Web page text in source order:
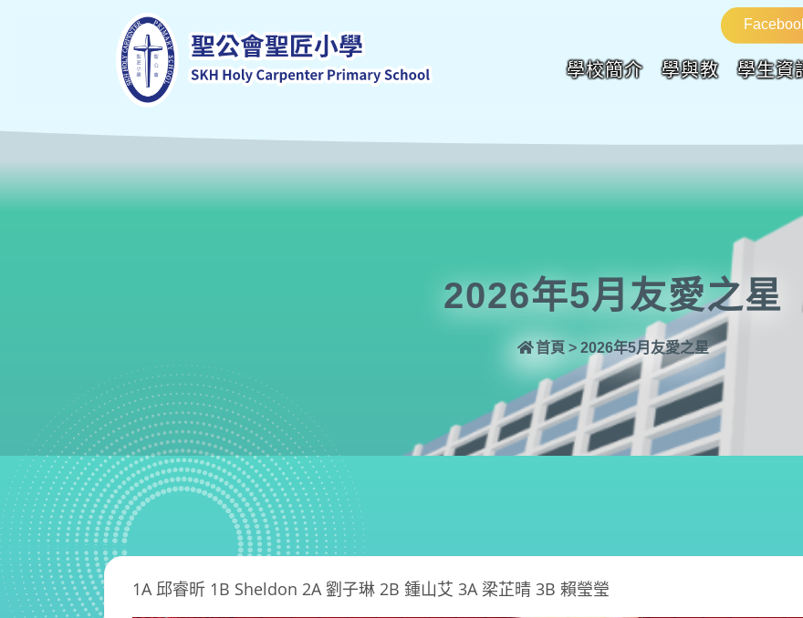
學校簡介 學與教 學生資
2026年5月友愛之星
首頁 > 2026年5月友愛之星
1A 邱睿昕 1B Sheldon 2A 劉子琳 2B 鍾山艾 3A 梁芷晴 3B 賴瑩瑩